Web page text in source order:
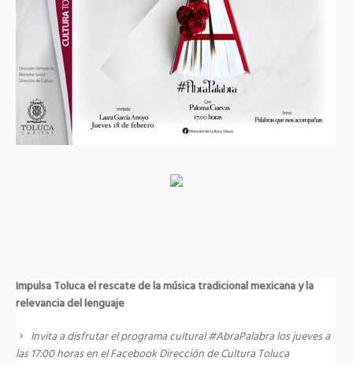
Impulsa Toluca el rescate de la música tradicional mexicana y la
relevancia del lenguaje
Invita a disfrutar el programa cultural #AbraPalabra los jueves a
las 17:00 horas en el Facebook Dirección de Cultura Toluca